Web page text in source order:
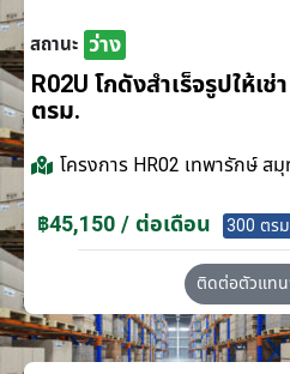
สถานะ ว่าง
R02U โกดังสำเร็จรูปให้เ
ตรม.
โครงการ HR02 เทพารักษ์ ส
฿45,150 / ต่อเดือน 300 ตร
ติดต่อตัวแทน